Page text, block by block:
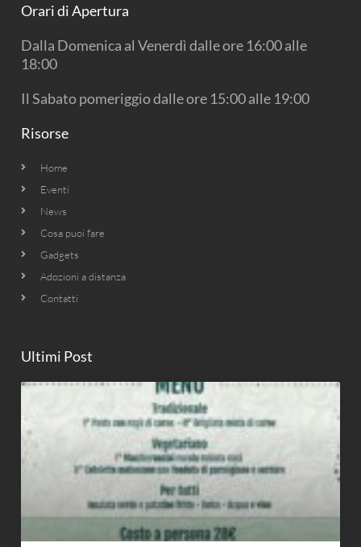
m
Orari di Apertura
Dalla Domenica al Venerdì dalle ore 16:00 alle
18:00
Il Sabato pomeriggio dalle ore 15:00 alle 19:00
Risorse
Home
Eventi
News
Cosa puoi fare
Gadgets
Adozioni a distanza
Contatti
Ultimi Post